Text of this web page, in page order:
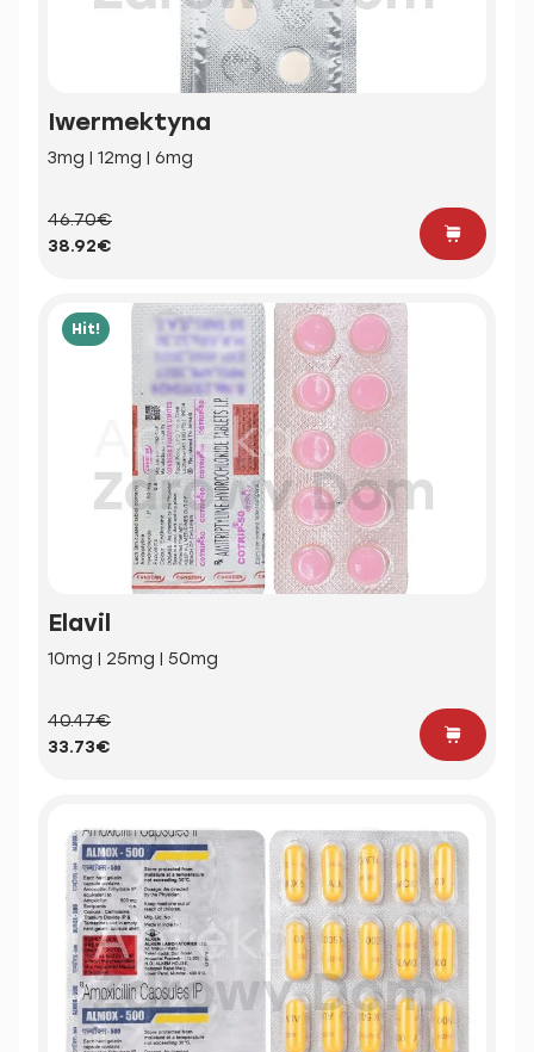
Iwermektyna
3mg | 12mg | 6mg
46.70€
38.92€
Hit!
Elavil
10mg | 25mg | 50mg
40.47€
33.73€